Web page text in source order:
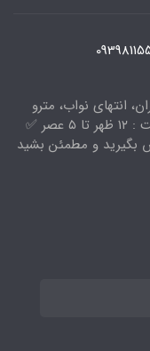
انتهای نواب، مترو
زمزم، خ. خانلو، خ. احمدی ⏰ ساعت : ۱۲ ظهر تا ۵ عصر ✅
بگیرید و مطمئن بشید